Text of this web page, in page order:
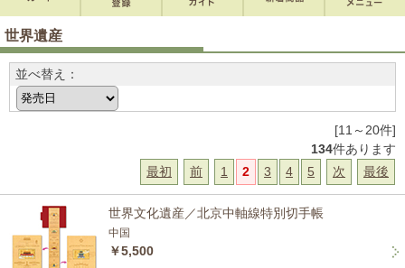
世界遺産
並べ替え：
[11～20件]
134件あります
最初
前 1 2 3 4 5 次 最後
世界文化遺産／北京中軸線特別切手帳
中国
￥5,500